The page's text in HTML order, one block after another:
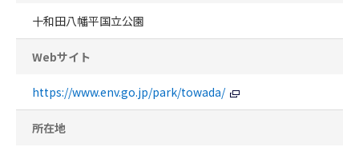
十和田八幡平国立公園
Webサイト
https://www.env.go.jp/park/towada/
所在地